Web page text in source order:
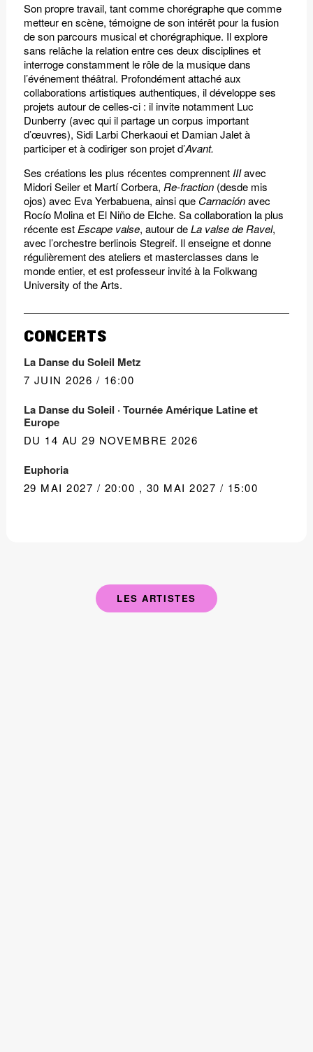
Son propre travail, tant comme chorégraphe que comme
metteur en scène, témoigne de son intérêt pour la fusion
de son parcours musical et chorégraphique. Il explore
sans relâche la relation entre ces deux disciplines et
interroge constamment le rôle de la musique dans
l’événement théâtral. Profondément attaché aux
collaborations artistiques authentiques, il développe ses
projets autour de celles-ci : il invite notamment Luc
Dunberry (avec qui il partage un corpus important
d’œuvres), Sidi Larbi Cherkaoui et Damian Jalet à
participer et à codiriger son projet d’Avant.
Ses créations les plus récentes comprennent IIIavec
Midori Seiler et Martí Corbera, Re-fraction(desde mis
ojos) avec Eva Yerbabuena, ainsi que Carnaciónavec
Rocío Molina et El Niño de Elche. Sa collaboration la plus
récente est Escape valse, autour deLa valse de Ravel,
avec l’orchestre berlinois Stegreif. Il enseigne et donne
régulièrement des ateliers et masterclasses dans le
monde entier, et est professeur invité à la Folkwang
University of the Arts.
CONCERTS
La Danse du Soleil Metz
7 JUIN 2026 / 16:00
La Danse du Soleil · Tournée Amérique Latine et
Europe
DU 14 AU 29 NOVEMBRE 2026
Euphoria
29 MAI 2027 / 20:00 , 30 MAI 2027 / 15:00
LES ARTISTES